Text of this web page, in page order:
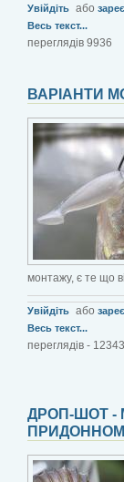
Увійдіть або
Весь текст...
переглядів 9936
ВАРІАНТИ
монтажу, є те що
Увійдіть або
Весь текст...
переглядів - 12343
ДРОП-ШОТ -